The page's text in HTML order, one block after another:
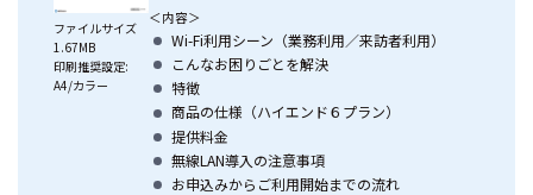
ファイルサイズ
1.67MB
印刷推奨設定:
A4/カラー
＜内容＞
Wi-Fi利用シーン（業務利用／来訪者利用）
こんなお困りごとを解決
特徴
商品の仕様（ハイエンド６プラン）
提供料金
無線LAN導入の注意事項
お申込みからご利用開始までの流れ